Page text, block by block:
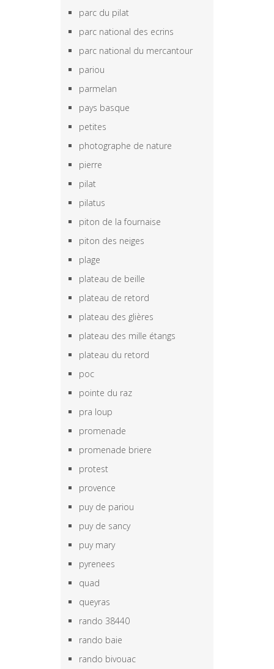
parc du pilat
parc national des ecrins
parc national du mercantour
pariou
parmelan
pays basque
petites
photographe de nature
pierre
pilat
pilatus
piton de la fournaise
piton des neiges
plage
plateau de beille
plateau de retord
plateau des glières
plateau des mille étangs
plateau du retord
poc
pointe du raz
pra loup
promenade
promenade briere
protest
provence
puy de pariou
puy de sancy
puy mary
pyrenees
quad
queyras
rando 38440
rando baie
rando bivouac